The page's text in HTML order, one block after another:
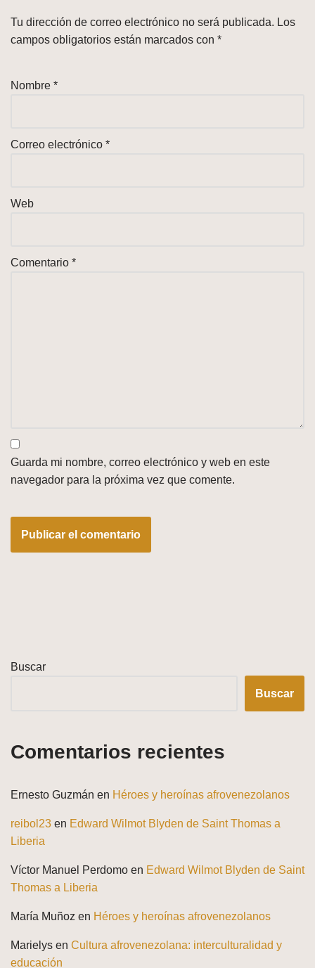
Tu dirección de correo electrónico no será publicada. Los
campos obligatorios están marcados con *
Nombre *
Correo electrónico *
Web
Comentario *
Guarda mi nombre, correo electrónico y web en este
navegador para la próxima vez que comente.
Buscar
Buscar
Comentarios recientes
Ernesto Guzmán en Héroes y heroínas afrovenezolanos
reibol23 en Edward Wilmot Blyden de Saint Thomas a
Liberia
Víctor Manuel Perdomo en Edward Wilmot Blyden de Saint
Thomas a Liberia
María Muñoz en Héroes y heroínas afrovenezolanos
Marielys en Cultura afrovenezolana: interculturalidad y
educación